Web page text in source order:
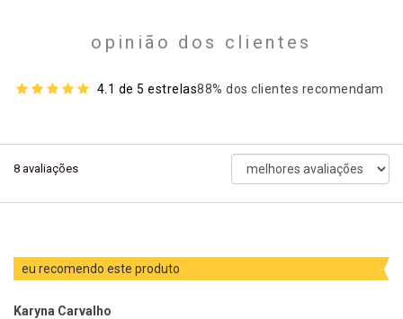
opinião dos clientes
4.1 de 5 estrelas88% dos clientes recomendam
8 avaliações
ordenar
avaliações
eu recomendo este produto
Karyna Carvalho